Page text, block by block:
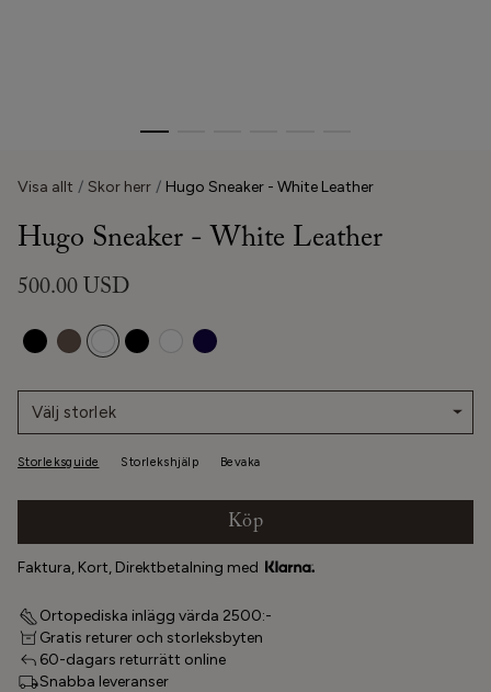
Visa allt Skor herr Hugo Sneaker - White Leather
Hugo Sneaker - White Leather
500.00 USD
Välj storlek
Storleksguide Storlekshjälp Bevaka
Köp
Faktura, Kort, Direktbetalning med
Ortopediska inlägg värda 2500:-
Gratis returer och storleksbyten
60-dagars returrätt online
Snabba leveranser